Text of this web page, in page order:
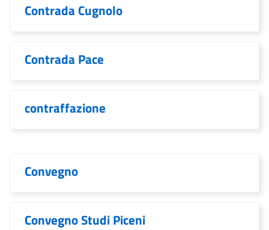
Contrada Cugnolo
Contrada Pace
contraffazione
Convegno
Convegno Studi Piceni